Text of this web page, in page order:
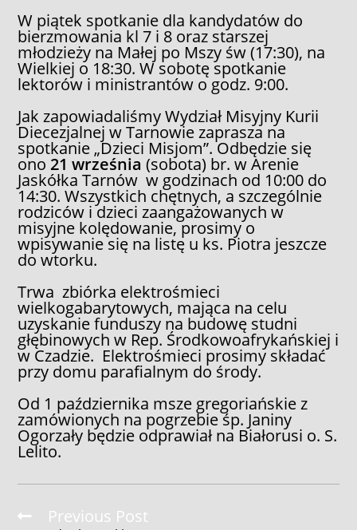
W piątek spotkanie dla kandydatów do
bierzmowania kl 7 i 8 oraz starszej
młodzieży na Małej po Mszy św (17:30), na
Wielkiej o 18:30. W sobotę spotkanie
lektorów i ministrantów o godz. 9:00.
Jak zapowiadaliśmy Wydział Misyjny Kurii
Diecezjalnej w Tarnowie zaprasza na
spotkanie „Dzieci Misjom”. Odbędzie się
ono21 września (sobota) br. w Arenie
Jaskółka Tarnów w godzinach od 10:00 do
14:30. Wszystkich chętnych, a szczególnie
rodziców i dzieci zaangażowanych w
misyjne kolędowanie, prosimy o
wpisywanie się na listę u ks. Piotra jeszcze
do wtorku.
Trwa zbiórka elektrośmieci
wielkogabarytowych, mająca na celu
uzyskanie funduszy na budowę studni
głębinowych w Rep. Środkowoafrykańskiej i
w Czadzie. Elektrośmieci prosimy składać
przy domu parafialnym do środy.
Od 1 października msze gregoriańskie z
zamówionych na pogrzebie śp. Janiny
Ogorzały będzie odprawiał na Białorusi o. S.
Lelito.
Read
more Previous Post